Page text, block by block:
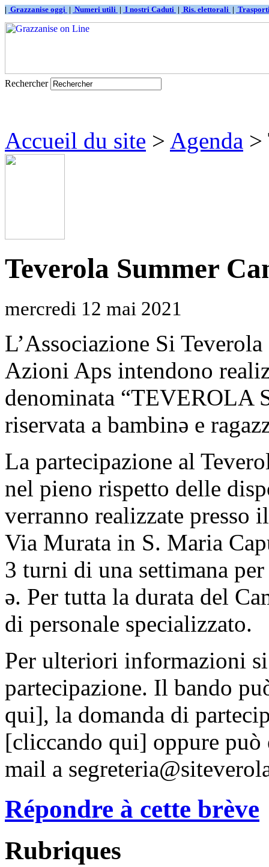
| Grazzanise oggi | Numeri utili | I nostri Caduti | Ris. elettorali |
Rechercher
Accueil du site > Agenda >
Teverola Summer
mercredi 12 mai 2021
L’Associazione Si
Azioni Aps intendono
denominata “TEVEROLA
riservata a bambinə e
La partecipazione al
nel pieno rispetto delle
verranno realizzate presso
Via Murata in S. Maria
3 turni di una settimana
ə. Per tutta la durata del
di personale specializzato.
Per ulteriori informazioni
partecipazione. Il bando
qui], la domanda di
[cliccando qui] oppure può
mail a
Répondre à cette brève
Rubriques